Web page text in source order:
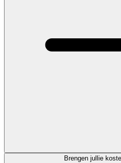
Brengen jullie